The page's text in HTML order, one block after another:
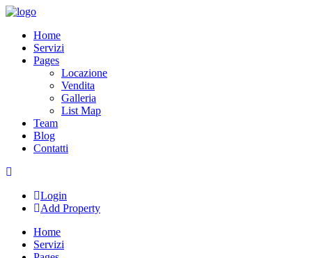
Skip
contentHome
Servizi
Pages
Locazione
Vendita
Galleria
List Map
Team
Blog
Contatti
Login
Add Property
Home
Servizi